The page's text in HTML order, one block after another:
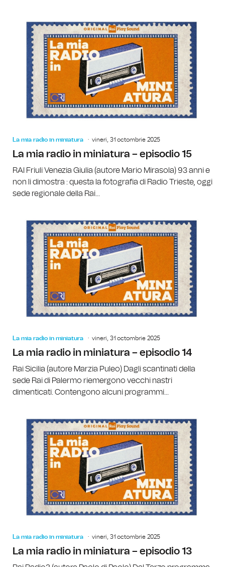
La mia radio in miniatura vineri, 31 octombrie 2025
La mia radio in miniatura – episodio 15
RAI Friuli Venezia Giulia (autore Mario Mirasola) 93 anni e
non li dimostra : questa la fotografia di Radio Trieste, oggi
sede regionale della Rai...
La mia radio in miniatura vineri, 31 octombrie 2025
La mia radio in miniatura – episodio 14
Rai Sicilia (autore Marzia Puleo) Dagli scantinati della
sede Rai di Palermo riemergono vecchi nastri
dimenticati. Contengono alcuni programmi...
La mia radio in miniatura vineri, 31 octombrie 2025
La mia radio in miniatura – episodio 13